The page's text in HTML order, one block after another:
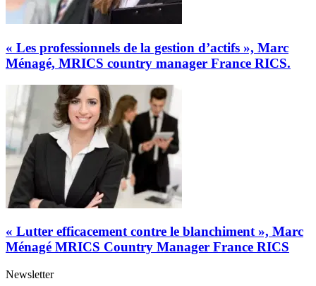
« Les professionnels de la gestion d’actifs », Marc
Ménagé, MRICS country manager France RICS.
« Lutter efficacement contre le blanchiment », Marc
Ménagé MRICS Country Manager France RICS
Newsletter